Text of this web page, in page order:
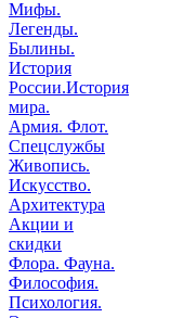
Мифы.
Легенды.
Былины.
История
России.История
мира.
Армия. Флот.
Спецслужбы
Живопись.
Искусство.
Архитектура
Акции и
скидки
Флора. Фауна.
Философия.
Психология.